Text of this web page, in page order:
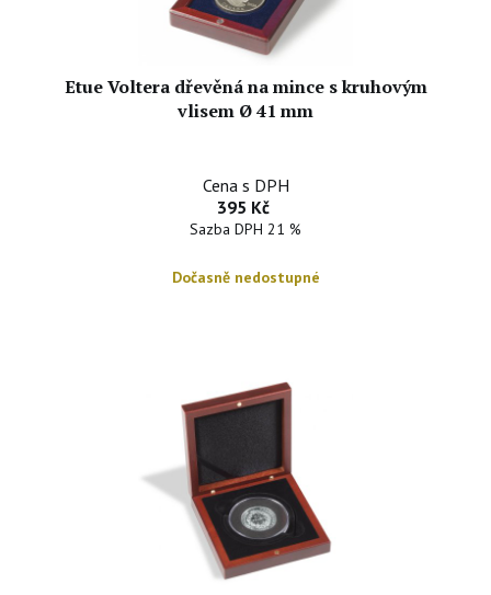
Etue Voltera dřevěná na mince s kruhovým
vlisem Ø 41 mm
Cena s DPH
395 Kč
Sazba DPH 21 %
Dočasně nedostupné